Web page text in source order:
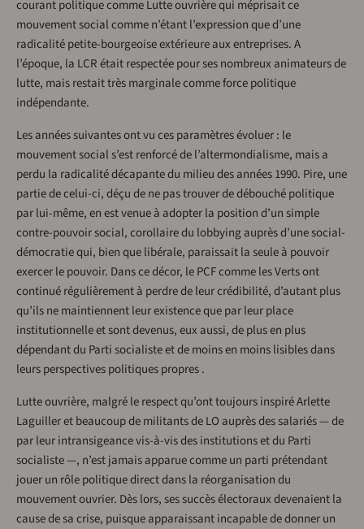
courant politique comme Lutte ouvrière qui méprisait ce
mouvement social comme n’étant l’expression que d’une
radicalité petite-bourgeoise extérieure aux entreprises. A
l’époque, la LCR était respectée pour ses nombreux animateurs de
lutte, mais restait très marginale comme force politique
indépendante.
Les années suivantes ont vu ces paramètres évoluer : le
mouvement social s’est renforcé de l’altermondialisme, mais a
perdu la radicalité décapante du milieu des années 1990. Pire, une
partie de celui-ci, déçu de ne pas trouver de débouché politique
par lui-même, en est venue à adopter la position d’un simple
contre-pouvoir social, corollaire du lobbying auprès d’une social-
démocratie qui, bien que libérale, paraissait la seule à pouvoir
exercer le pouvoir. Dans ce décor, le PCF comme les Verts ont
continué régulièrement à perdre de leur crédibilité, d’autant plus
qu’ils ne maintiennent leur existence que par leur place
institutionnelle et sont devenus, eux aussi, de plus en plus
dépendant du Parti socialiste et de moins en moins lisibles dans
leurs perspectives politiques propres .
Lutte ouvrière, malgré le respect qu’ont toujours inspiré Arlette
Laguiller et beaucoup de militants de LO auprès des salariés — de
par leur intransigeance vis-à-vis des institutions et du Parti
socialiste —, n’est jamais apparue comme un parti prétendant
jouer un rôle politique direct dans la réorganisation du
mouvement ouvrier. Dès lors, ses succès électoraux devenaient la
cause de sa crise, puisque apparaissant incapable de donner un